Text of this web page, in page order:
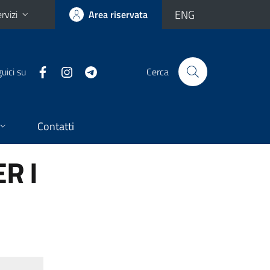
Area riservata ENG
su Cerca
Contatti
I